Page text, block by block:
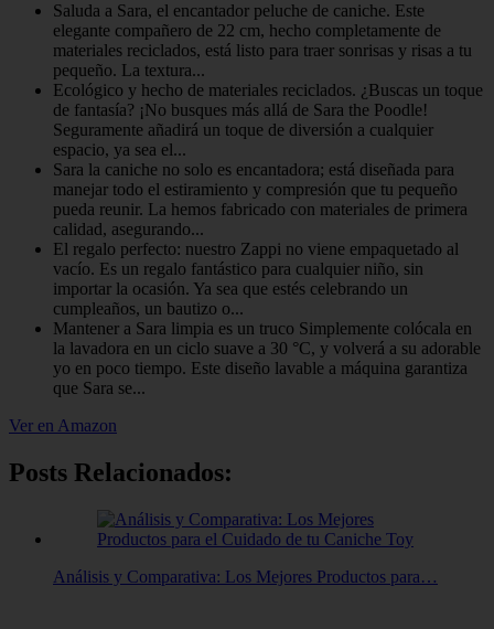
Saluda a Sara, el encantador peluche de caniche. Este
elegante compañero de 22 cm, hecho completamente de
materiales reciclados, está listo para traer sonrisas y risas a tu
pequeño. La textura...
Ecológico y hecho de materiales reciclados. ¿Buscas un toque
de fantasía? ¡No busques más allá de Sara the Poodle!
Seguramente añadirá un toque de diversión a cualquier
espacio, ya sea el...
Sara la caniche no solo es encantadora; está diseñada para
manejar todo el estiramiento y compresión que tu pequeño
pueda reunir. La hemos fabricado con materiales de primera
calidad, asegurando...
El regalo perfecto: nuestro Zappi no viene empaquetado al
vacío. Es un regalo fantástico para cualquier niño, sin
importar la ocasión. Ya sea que estés celebrando un
cumpleaños, un bautizo o...
Mantener a Sara limpia es un truco Simplemente colócala en
la lavadora en un ciclo suave a 30 °C, y volverá a su adorable
yo en poco tiempo. Este diseño lavable a máquina garantiza
que Sara se...
Ver en Amazon
Posts Relacionados:
Análisis y Comparativa: Los Mejores Productos para…